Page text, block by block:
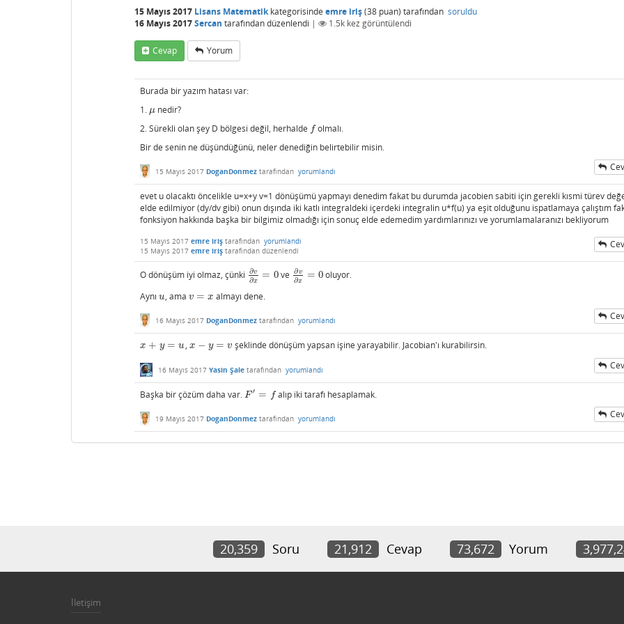
15 Mayıs 2017 Lisans Matematikkategorisinde emre iriş(38 puan) tarafından soruldu
16 Mayıs 2017Sercan tarafındandüzenlendi | 1.5k kez görüntülendi
Cevap Yorum
Burada bir yazım hatası var:
1. μ
μnedir?
2. Sürekli olan şey D bölgesi değil, herhalde f
f olmalı.
Bir de senin ne düşündüğünü, neler denediğin belirtebilir misin.
15 Mayıs 2017 DoganDonmez tarafından yorumlandı
evet u olacaktı öncelikle u=x+y v=1 dönüşümü yapmayı denedim fakat bu durumda jacobien sabiti için gerekli kısmi türev
elde edilmiyor (dy/dv gibi) onun dışında iki katlı integraldeki içerdeki integralin u*f(u) ya eşit olduğunu ispatlamaya çalıştım
fonksiyon hakkında başka bir bilgimiz olmadığı için sonuç elde edemedim yardımlarınızı ve yorumlamalaranızı bekliyorum
15 Mayıs 2017 emre iriş tarafından yorumlandı
15 Mayıs 2017 emre iriş tarafından düzenlendi
O dönüşüm iyi olmaz, çünki ∂v
∂x = 0
∂v∂ x= 0 ve ∂v
∂x = 0
∂v∂ x= 0 oluyor.
Aynı u
u, ama v = x
v=x almayı dene.
16 Mayıs 2017 DoganDonmez tarafından yorumlandı
x + y = u
x+ y= u , x − y = v
x− y= v şeklinde dönüşüm yapsan işine yarayabilir. Jacobian'ı kurabilirsin.
16 Mayıs 2017 Yasin Şale tarafından yorumlandı
Başka bir çözüm daha var. F′ = f
F′= alıp iki tarafı hesaplamak.
19 Mayıs 2017 DoganDonmez tarafından yorumlandı
20,359 Soru 21,912 Cevap 73,672 Yorum
İletişim